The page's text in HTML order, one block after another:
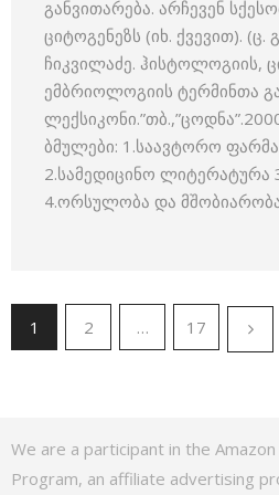
განვითარება. არჩევენ
ციტოგენეზს (იხ. ქვევით). (ც.
ჩიკვილაძე. ჰისტოლოგიის,
ემბრიოლოგიის ტერმინთა
ბმულები: 1.საავტორო
2.სამედიცინო ლიტერატურა
4.ორსულობა და
1 2 … 17
We are a participant in the
Program, an affiliate advertising